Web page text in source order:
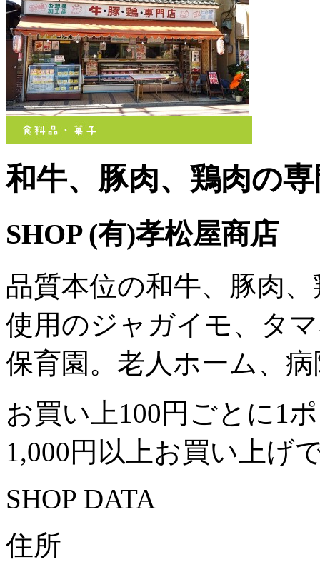
和牛、豚肉、鶏肉の
SHOP(有)孝松屋商店
品質本位の和牛、豚肉
使用のジャガイモ、タ
保育園。老人ホーム、
お買い上100円ごとに1
1,000円以上お買い上げ
SHOP DATA
住所